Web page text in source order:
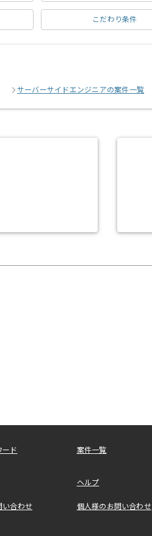
こだわり条件
サーバーサイドエンジニアの案件一覧
ード 案件一覧
ヘルプ
い合わせ 個人様のお問い合わせ